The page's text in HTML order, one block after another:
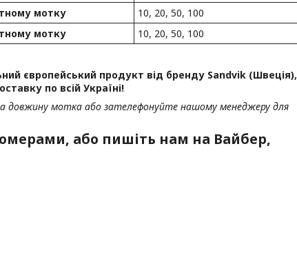
мотку
10, 20, 50, 100
мотку 10, 20, 50, 100
європейський продукт від бренду Sandvik (Швеція),
по всій Україні!
довжину мотка або зателефонуйте нашому менеджеру для
або пишіть нам на Вайбер,